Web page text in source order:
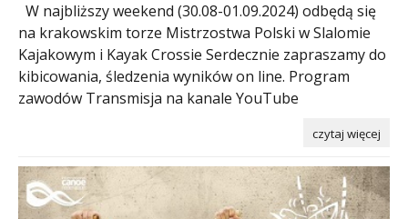
W najbliższy weekend (30.08-01.09.2024) odbędą się
na krakowskim torze Mistrzostwa Polski w Slalomie
Kajakowym i Kayak Crossie Serdecznie zapraszamy do
kibicowania, śledzenia wyników on line. Program
zawodów Transmisja na kanale YouTube
czytaj więcej